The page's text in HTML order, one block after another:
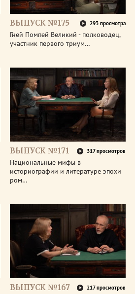
ВЫПУСК №175 293 просмотра
Гней Помпей Великий - полководец,
участник первого триум…
ВЫПУСК №171 317 просмотров
Национальные мифы в
историографии и литературе эпохи
ром…
ВЫПУСК №167 217 просмотров